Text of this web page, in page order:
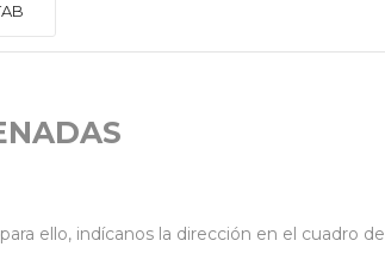
ello, indícanos la dirección en el cuadro de